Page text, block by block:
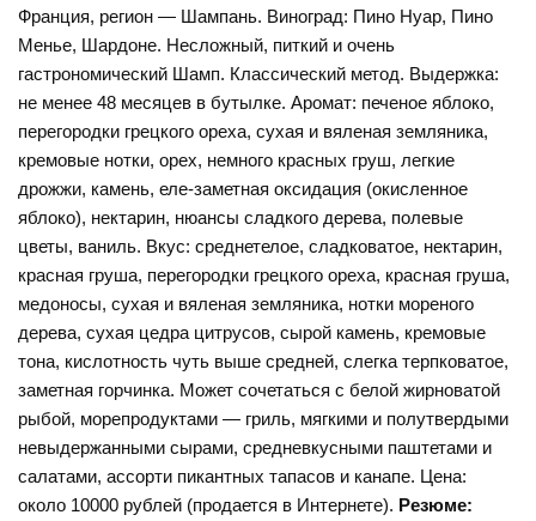
Франция, регион — Шампань. Виноград: Пино Нуар, Пино
Менье, Шардоне. Несложный, питкий и очень
гастрономический Шамп. Классический метод. Выдержка:
не менее 48 месяцев в бутылке. Аромат: печеное яблоко,
перегородки грецкого ореха, сухая и вяленая земляника,
кремовые нотки, орех, немного красных груш, легкие
дрожжи, камень, еле-заметная оксидация (окисленное
яблоко), нектарин, нюансы сладкого дерева, полевые
цветы, ваниль. Вкус: среднетелое, сладковатое, нектарин,
красная груша, перегородки грецкого ореха, красная груша,
медоносы, сухая и вяленая земляника, нотки мореного
дерева, сухая цедра цитрусов, сырой камень, кремовые
тона, кислотность чуть выше средней, слегка терпковатое,
заметная горчинка. Может сочетаться с белой жирноватой
рыбой, морепродуктами — гриль, мягкими и полутвердыми
невыдержанными сырами, средневкусными паштетами и
салатами, ассорти пикантных тапасов и канапе. Цена:
около 10000 рублей (продается в Интернете). Резюме: